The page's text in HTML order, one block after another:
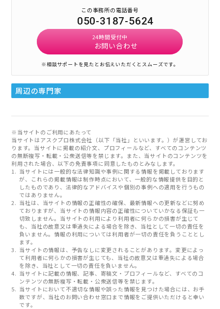
この事務所の電話番号
050-3187-5624
24時間受付中
お問い合わせ
※相談サポートを見たとお伝えいただくとスムーズです。
周辺の専門家
※当サイトのご利用にあたって
当サイトはアスクプロ株式会社（以下「当社」といいます。）が運営してお
ります。当サイトに掲載の紹介文、プロフィールなど、すべてのコンテンツ
の無断複写・転載・公衆送信等を禁じます。また、当サイトのコンテンツを
利用された場合、以下の免責事項に同意したものとみなします。
当サイトには一般的な法律知識や事例に関する情報を掲載しております
が、これらの掲載情報は制作時点において、一般的な情報提供を目的と
したものであり、法律的なアドバイスや個別の事例への適用を行うもの
ではありません。
当社は、当サイトの情報の正確性の確保、最新情報への更新などに努め
ておりますが、当サイトの情報内容の正確性についていかなる保証も一
切致しません。当サイトの利用により利用者に何らかの損害が生じて
も、当社の故意又は重過失による場合を除き、当社として一切の責任を
負いません。情報の利用については利用者が一切の責任を負うこととし
ます。
当サイトの情報は、予告なしに変更されることがあります。変更によっ
て利用者に何らかの損害が生じても、当社の故意又は重過失による場合
を除き、当社として一切の責任を負いません。
当サイトに記載の情報、記事、寄稿文・プロフィールなど、すべてのコ
ンテンツの無断複写・転載・公衆送信等を禁じます。
当サイトにおいて不適切な情報や誤った情報を見つけた場合には、お手
数ですが、当社のお問い合わせ窓口まで情報をご提供いただけると幸い
です。